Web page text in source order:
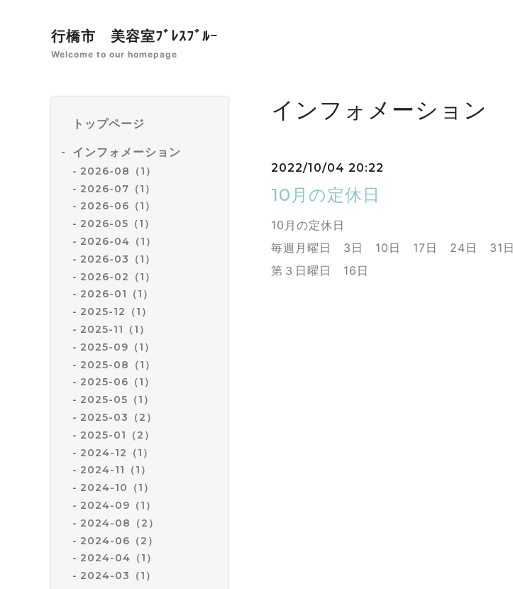
行橋市 美容室ﾌﾞﾚｽﾌﾞﾙｰ
Welcome to our homepage
トップページ
インフォメーション
2026-08（1）
2026-07（1）
2026-06（1）
2026-05（1）
2026-04（1）
2026-03（1）
2026-02（1）
2026-01（1）
2025-12（1）
2025-11（1）
2025-09（1）
2025-08（1）
2025-06（1）
2025-05（1）
2025-03（2）
2025-01（2）
2024-12（1）
2024-11（1）
2024-10（1）
2024-09（1）
2024-08（2）
2024-06（2）
2024-04（1）
2024-03（1）
インフォメーション
2022/10/04 20:22
10月の定休日
10月の定休日
毎週月曜日 3日 10日 17日 24日 31日
第３日曜日 16日